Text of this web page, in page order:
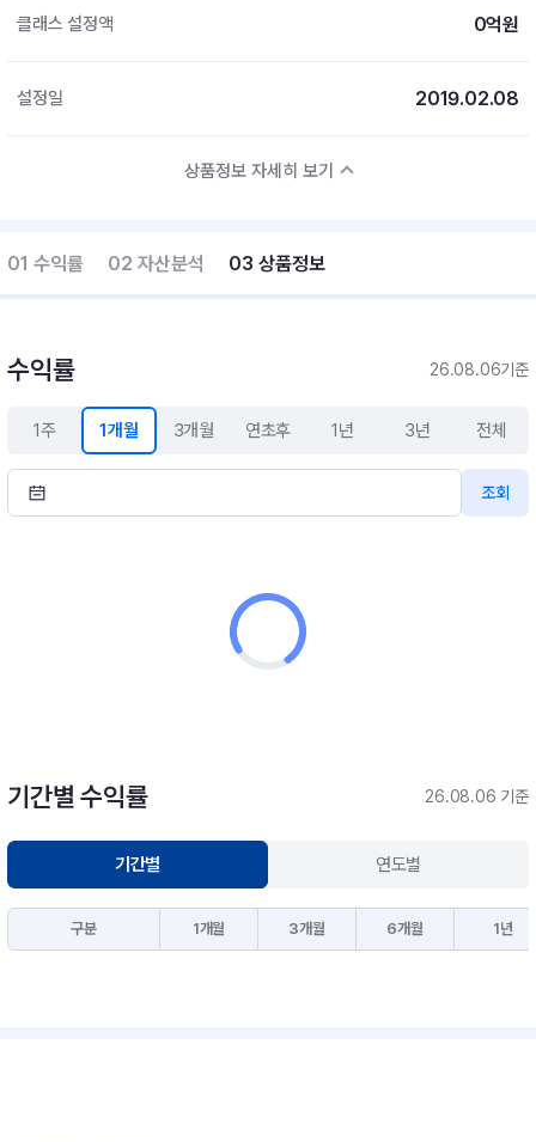
클래스 설정액 0억원
설정일 2019.02.08
상품정보 자세히 보기
01 수익률 02 자산분석 03 상품정보
수익률 26.08.06기준
1주 1개월 3개월 연초후 1년 3년 전체
조회
기간별 수익률 26.08.06 기준
기간별 연도별
구분 1개월 3개월 6개월 1년